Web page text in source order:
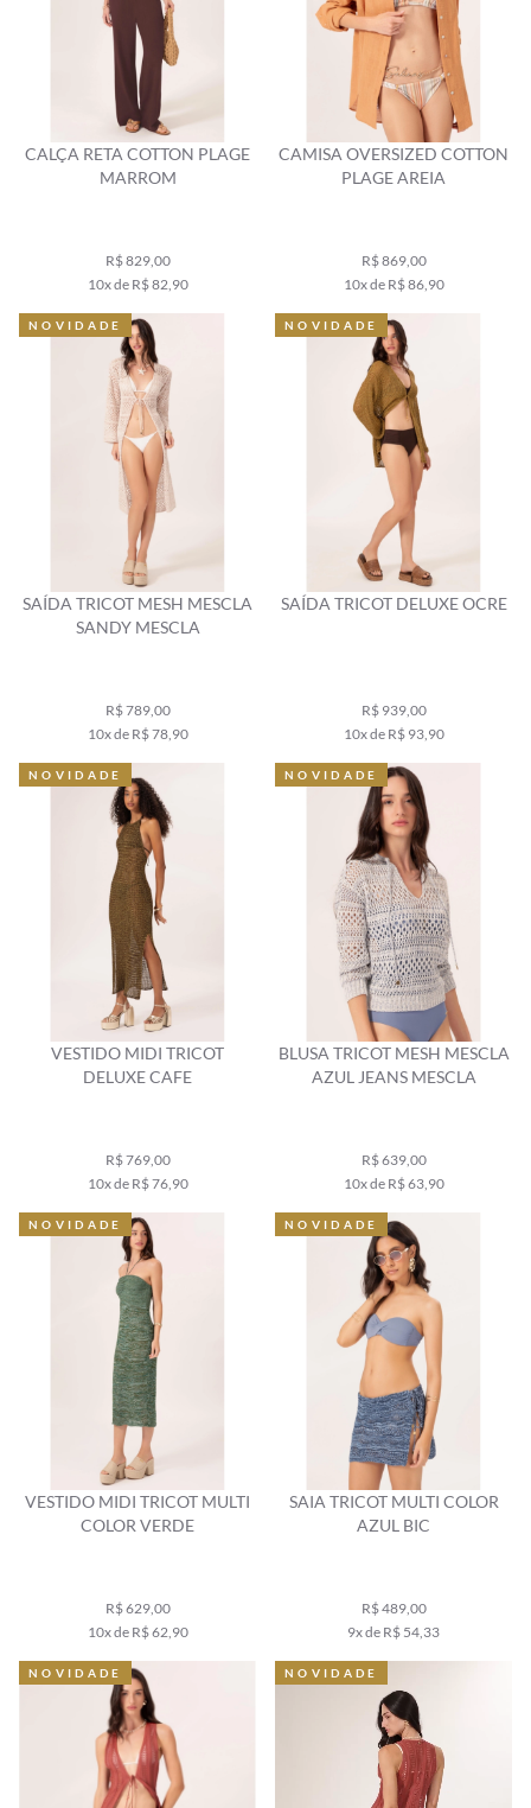
CALÇA RETA COTTON PLAGE
MARROM
R$ 829,00
10x de R$ 82,90
CAMISA OVERSIZED COTTON
PLAGE AREIA
R$ 869,00
10x de R$ 86,90
SAÍDA TRICOT MESH MESCLA
SANDY MESCLA
R$ 789,00
10x de R$ 78,90
NOVIDADE
SAÍDA TRICOT DELUXE OCRE
R$ 939,00
10x de R$ 93,90
NOVIDADE
VESTIDO MIDI TRICOT
DELUXE CAFE
R$ 769,00
10x de R$ 76,90
NOVIDADE
BLUSA TRICOT MESH MESCLA
AZUL JEANS MESCLA
R$ 639,00
10x de R$ 63,90
NOVIDADE
VESTIDO MIDI TRICOT MULTI
COLOR VERDE
R$ 629,00
10x de R$ 62,90
NOVIDADE
SAIA TRICOT MULTI COLOR
AZUL BIC
R$ 489,00
9x de R$ 54,33
NOVIDADE
NOVIDADE NOVIDADE